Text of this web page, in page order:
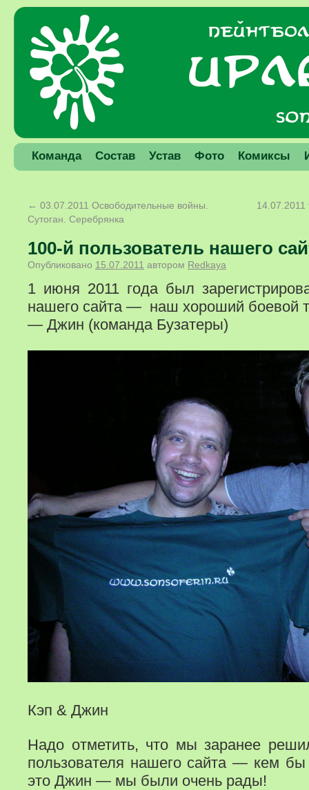
Команда Состав Устав Фото Комиксы
← 03.07.2011 Освободительные войны.
Сутоган. Серебрянка
14.07.2011
100-й пользователь нашего
Опубликовано 15.07.2011 автором Redkaya
1 июня 2011 года был
нашего сайта — наш хороший боевой
— Джин (команда Бузатеры)
Кэп & Джин
Надо отметить, что мы заранее
пользователя нашего сайта — кем
это Джин — мы были очень рады!